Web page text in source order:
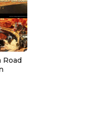
Road